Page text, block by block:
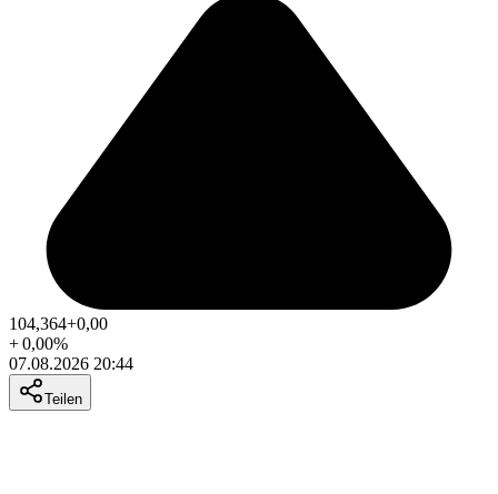
104,364+0,00
+0,00%
07.08.2026 20:44
Teilen